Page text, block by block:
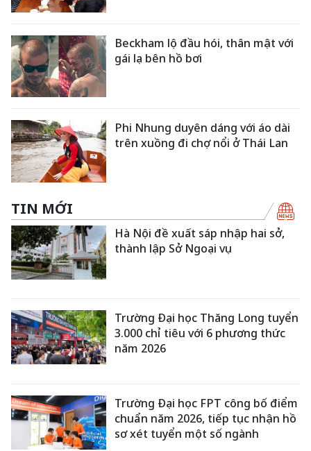
Beckham lộ đầu hói, thân mật với
gái lạ bên hồ bơi
Phi Nhung duyên dáng với áo dài
trên xuồng đi chợ nổi ở Thái Lan
TIN MỚI
Hà Nội đề xuất sáp nhập hai sở,
thành lập Sở Ngoại vụ
Trường Đại học Thăng Long tuyển
3.000 chỉ tiêu với 6 phương thức
năm 2026
Trường Đại học FPT công bố điểm
chuẩn năm 2026, tiếp tục nhận hồ
sơ xét tuyển một số ngành